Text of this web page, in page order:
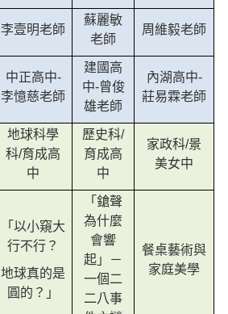
李壹明老師
蘇麗敏
老師
周維毅老師
中正高中-
李憶慈老師
建國高
中-曾俊
雄老師
內湖高中-
莊易霖老師
地球科學
科/育成高
中
歷史科/
育成高
中
家政科/景
美女中
「以小窺大
行不行？
地球真的是
圓的？」
「鎗聲
為什麼
會響
起」－
一個二
二八事
餐桌藝術與
家庭美學